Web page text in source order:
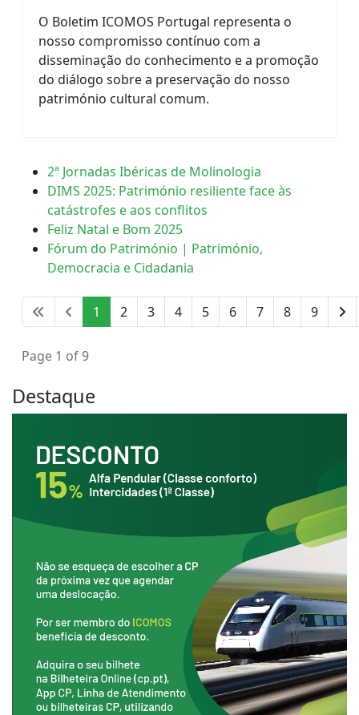
O Boletim ICOMOS Portugal representa o
nosso compromisso contínuo com a
disseminação do conhecimento e a promoção
do diálogo sobre a preservação do nosso
património cultural comum.
2ª Jornadas Ibéricas de Molinologia
DIMS 2025: Património resiliente face às
catástrofes e aos conflitos
Feliz Natal e Bom 2025
Fórum do Património | Património,
Democracia e Cidadania
1 2 3 4 5 6 7 8 9
Page 1 of 9
Destaque